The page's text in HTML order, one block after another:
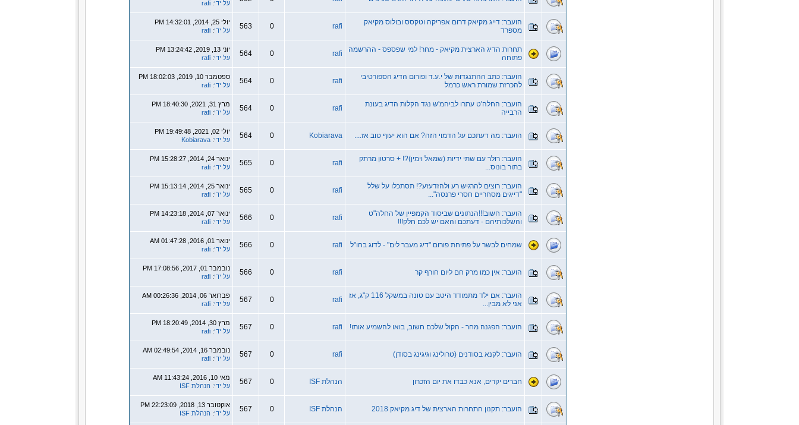
על ידי:
rafi
הועבר: דייג מקיאק דרום אפריקה וטקסס ובולוס מקיאק
מספרד
rafi
0
563
יולי 25, 2014, 14:32:01 PM
על ידי:
rafi
תחרות הדיג הארצית מקיאק - מחר! למי שפספס - ההרשמה
פתוחה
rafi
0
564
יוני 13, 2019, 13:24:42 PM
על ידי:
rafi
הועבר: כתב ההתנגדות של י.ע.ד ופורום הדיג הספורטיבי
להכרזת שמורת ראש כרמל
rafi
0
564
ספטמבר 10, 2019, 18:02:03 PM
על ידי:
rafi
הועבר: החלה'ט עתרו לביהמ'ש נגד הקלות הדיג בעונת
הרבייה
rafi
0
564
מרץ 31, 2021, 18:40:30 PM
על ידי:
rafi
הועבר: מה דעתכם על הדמוי הזה? אם הוא יעוף טוב אז.... Kobiarava
0
564
יולי 02, 2021, 19:49:48 PM
על ידי:
Kobiarava
הועבר: רולר עם שתי ידיות (שמאל וימין)?! + סרטון מרתק
בתור בונוס...
rafi
0
565
ינואר 24, 2014, 15:28:27 PM
על ידי:
rafi
הועבר: רוצים להרגיש רע ולהזדעזע?! תסתכלו על שלל
"דייגים מסחריים חסרי פרנסה"...
rafi
0
565
ינואר 25, 2014, 15:13:14 PM
על ידי:
rafi
הועבר: חשוב!!!הנתונים שביסוד הקמפיין של החלה"ט
והשלכותיהם - דעתכם והאם יש לכם חלק!!!
rafi
0
566
ינואר 07, 2014, 14:23:18 PM
על ידי:
rafi
שמחים לבשר על פתיחת פורום "דיג מעבר לים" - לדוג בחו"ל rafi
0
566
ינואר 01, 2016, 01:47:28 AM
על ידי:
rafi
הועבר: אין כמו מרק חם ליום חורף קר rafi
0
566
נובמבר 01, 2017, 17:08:56 PM
על ידי:
rafi
הועבר: אם ילד מתמודד היטב עם טונה במשקל 116 ק"ג, אז
אני לא מבין...
rafi
0
567
פברואר 06, 2014, 00:26:36 AM
על ידי:
rafi
הועבר: הפגנה מחר - הקול שלכם חשוב, בואו להשמיע אותו! rafi
0
567
מרץ 30, 2014, 18:20:49 PM
על ידי:
rafi
הועבר: לקנא בסודנים (טרולינג וגיגינג בסודן) rafi
0
567
נובמבר 16, 2014, 02:49:54 AM
על ידי:
rafi
חברים יקרים, אנא כבדו את יום הזכרון הנהלת ISF 0
567
מאי 10, 2016, 11:43:24 AM
על ידי: הנהלת ISF
הועבר: תקנון התחרות הארצית של דיג מקיאק 2018 הנהלת ISF 0
567
אוקטובר 13, 2018, 22:23:09 PM
על ידי: הנהלת ISF